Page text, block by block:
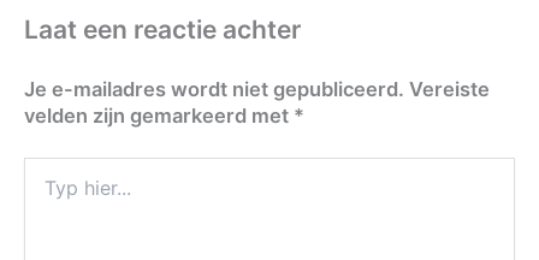
Laat een reactie achter
Je e-mailadres wordt niet gepubliceerd. Vereiste
velden zijn gemarkeerd met *
hier...